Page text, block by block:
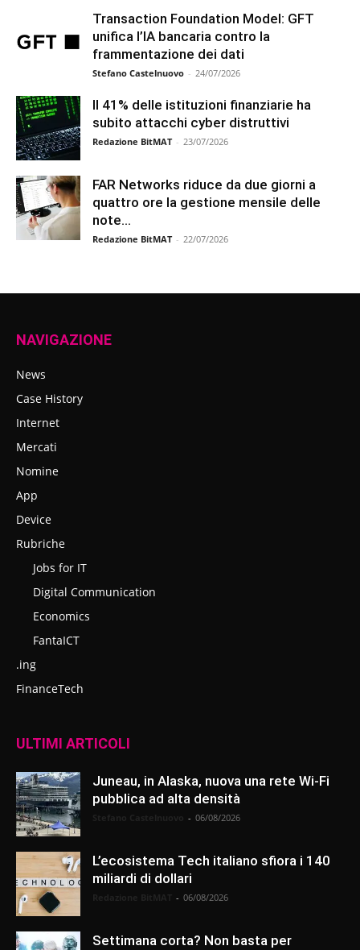
Transaction Foundation Model: GFT
unifica l’IA bancaria contro la
frammentazione dei dati
Stefano Castelnuovo - 24/07/2026
Il 41% delle istituzioni finanziarie ha
subito attacchi cyber distruttivi
Redazione BitMAT - 23/07/2026
FAR Networks riduce da due giorni a
quattro ore la gestione mensile delle
note...
Redazione BitMAT - 22/07/2026
NAVIGAZIONE
News
Case History
Internet
Mercati
Nomine
App
Device
Rubriche
Jobs for IT
Digital Communication
Economics
FantaICT
.ing
FinanceTech
ULTIMI ARTICOLI
Juneau, in Alaska, nuova una rete Wi-Fi
pubblica ad alta densità
- 06/08/2026
L’ecosistema Tech italiano sfiora i 140
miliardi di dollari
- 06/08/2026
Settimana corta? Non basta per